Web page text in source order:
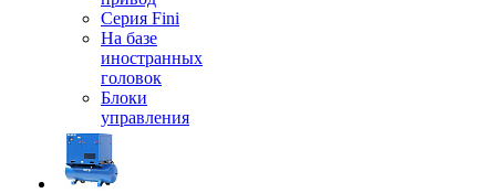
Серия Fini
На базе
иностранных
головок
Блоки
управления